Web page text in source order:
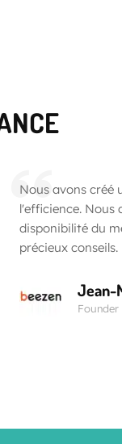
Nous avons créé
l'efficience.
disponibilité du
précieux conseils.
Jean-
Founder